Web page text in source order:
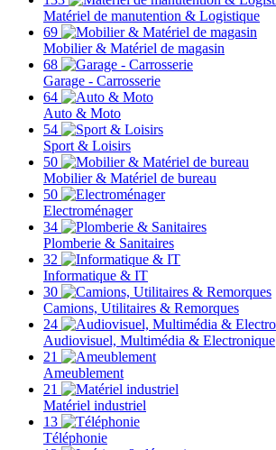
Matériel de manutention & Logistique
69
Mobilier & Matériel de magasin
68
Garage - Carrosserie
64
Auto & Moto
54
Sport & Loisirs
50
Mobilier & Matériel de bureau
50
Electroménager
34
Plomberie & Sanitaires
32
Informatique & IT
30
Camions, Utilitaires & Remorques
24
Audiovisuel, Multimédia & Electronique
21
Ameublement
21
Matériel industriel
13
Téléphonie